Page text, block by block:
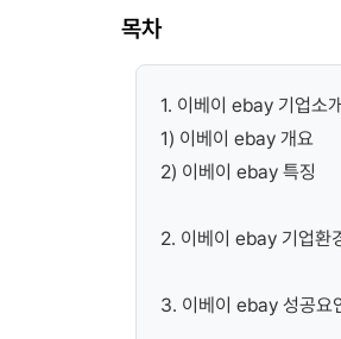
목차
1. 이베이 ebay 기업소
1) 이베이 ebay 개요
2) 이베이 ebay 특징
2. 이베이 ebay 기업
3. 이베이 ebay 성공요